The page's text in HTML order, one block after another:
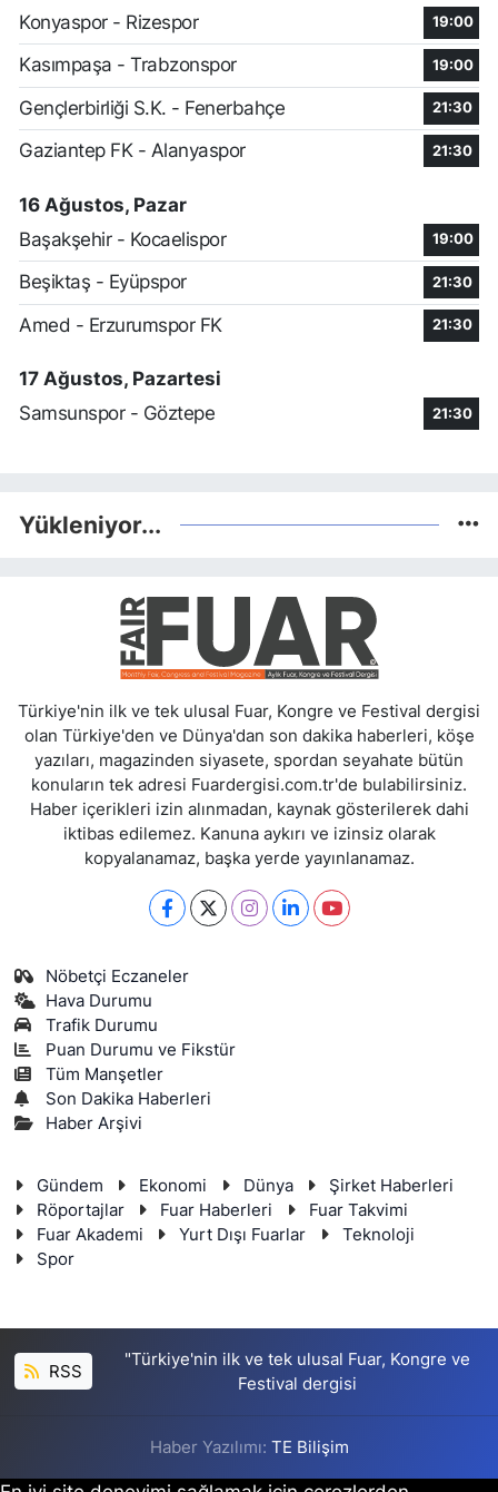
Konyaspor - Rizespor
19:00
Kasımpaşa - Trabzonspor 19:00
Gençlerbirliği S.K. - Fenerbahçe 21:30
Gaziantep FK - Alanyaspor 21:30
16 Ağustos, Pazar
Başakşehir - Kocaelispor
19:00
Beşiktaş - Eyüpspor 21:30
Amed - Erzurumspor FK 21:30
17 Ağustos, Pazartesi
Samsunspor - Göztepe
21:30
Yükleniyor...
Türkiye'nin ilk ve tek ulusal Fuar, Kongre ve Festival dergisi
olan Türkiye'den ve Dünya'dan son dakika haberleri, köşe
yazıları, magazinden siyasete, spordan seyahate bütün
konuların tek adresi Fuardergisi.com.tr'de bulabilirsiniz.
Haber içerikleri izin alınmadan, kaynak gösterilerek dahi
iktibas edilemez. Kanuna aykırı ve izinsiz olarak
kopyalanamaz, başka yerde yayınlanamaz.
Nöbetçi Eczaneler
Hava Durumu
Trafik Durumu
Puan Durumu ve Fikstür
Tüm Manşetler
Son Dakika Haberleri
Haber Arşivi
Gündem Ekonomi Dünya
Şirket Haberleri
Röportajlar
Fuar Haberleri
Fuar Takvimi
Fuar Akademi
Yurt Dışı Fuarlar
Teknoloji
Spor
RSS
"Türkiye'nin ilk ve tek ulusal Fuar, Kongre ve
Festival dergisi
Haber Yazılımı: TE Bilişim